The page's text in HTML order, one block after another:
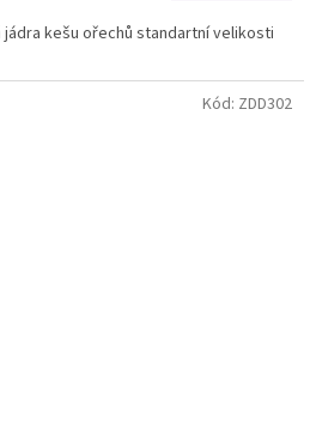
kešu ořechů standartní velikosti
Kód: ZDD302